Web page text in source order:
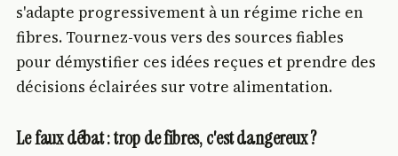
s'adapte progressivement à un régime riche en
fibres. Tournez-vous vers des sources fiables
pour démystifier ces idées reçues et prendre des
décisions éclairées sur votre alimentation.
Le faux débat : trop de fibres, c'est dangereux ?